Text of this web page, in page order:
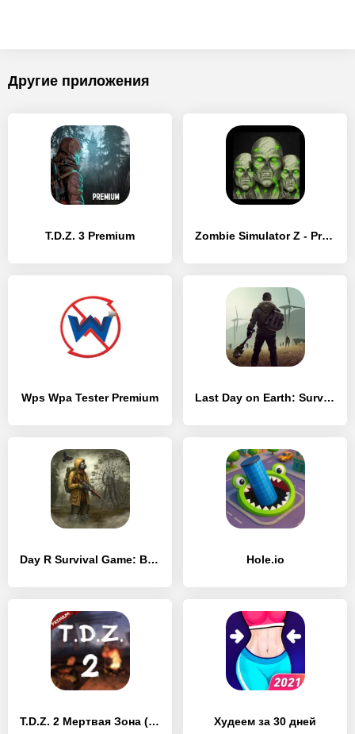
Другие приложения
T.D.Z. 3 Premium Zombie Simulator Z - Premium
Wps Wpa Tester Premium Last Day on Earth: Survival
Day R Survival Game: Выживание Hole.io
T.D.Z. 2 Мертвая Зона (Premium) Худеем за 30 дней